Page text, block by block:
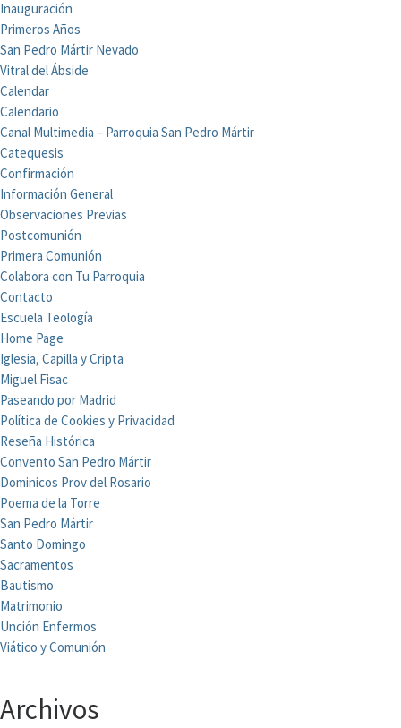
Inauguración
Primeros Años
San Pedro Mártir Nevado
Vitral del Ábside
Calendar
Calendario
Canal Multimedia – Parroquia San Pedro Mártir
Catequesis
Confirmación
Información General
Observaciones Previas
Postcomunión
Primera Comunión
Colabora con Tu Parroquia
Contacto
Escuela Teología
Home Page
Iglesia, Capilla y Cripta
Miguel Fisac
Paseando por Madrid
Política de Cookies y Privacidad
Reseña Histórica
Convento San Pedro Mártir
Dominicos Prov del Rosario
Poema de la Torre
San Pedro Mártir
Santo Domingo
Sacramentos
Bautismo
Matrimonio
Unción Enfermos
Viático y Comunión
Archivos